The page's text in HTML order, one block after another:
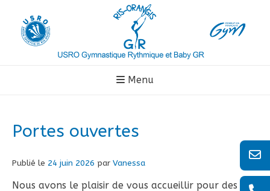
contenu
Menu
Portes ouvertes
Publié le 24 juin 2026 par Vanessa
Nous avons le plaisir de vous accueillir pour des